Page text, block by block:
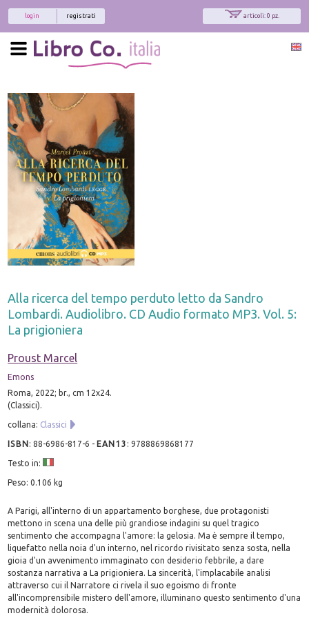
articoli: 0 pz.
registrati
login
Alla ricerca del tempo perduto letto da Sandro
Lombardi. Audiolibro. CD Audio formato MP3. Vol. 5:
La prigioniera
Proust Marcel
Emons
Roma, 2022; br., cm 12x24.
(Classici).
collana: Classici
ISBN:88-6986-817-6 - EAN13 :9788869868177
Testo in:
Peso: 0.106 kg
A Parigi, all'interno di un appartamento borghese, due protagonisti
mettono in scena una delle più grandiose indagini su quel tragico
sentimento che accompagna l'amore: la gelosia. Ma è sempre il tempo,
liquefatto nella noia d'un interno, nel ricordo rivisitato senza sosta, nella
gioia d'un avvenimento immaginato con desiderio febbrile, a dare
sostanza narrativa a La prigioniera. La sincerità, l'implacabile analisi
attraverso cui il Narratore ci rivela il suo egoismo di fronte
all'incomprensibile mistero dell'amore, illuminano questo sentimento d'una
modernità dolorosa.